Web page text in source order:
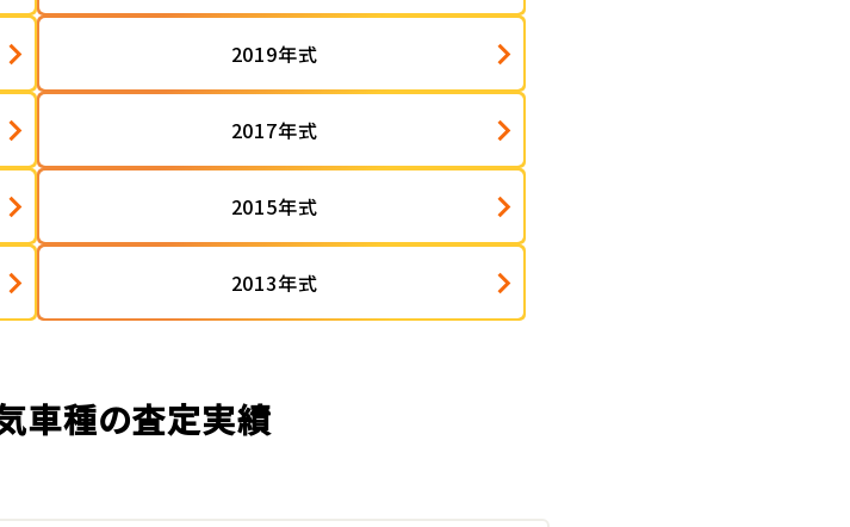
2019年式
2017年式
2015年式
2013年式
車種の査定実績